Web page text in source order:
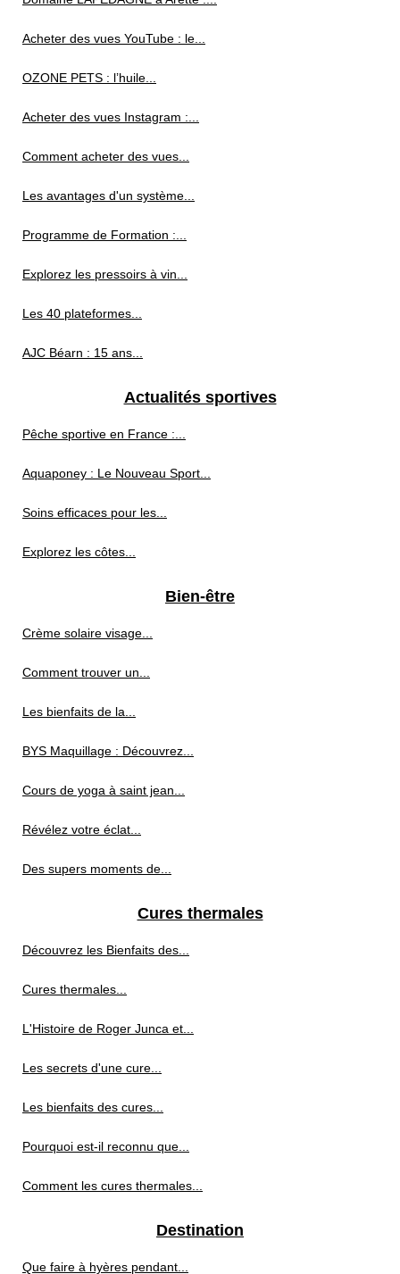
Acheter des vues YouTube : le...
OZONE PETS : l’huile...
Acheter des vues Instagram :...
Comment acheter des vues...
Les avantages d'un système...
Programme de Formation :...
Explorez les pressoirs à vin...
Les 40 plateformes...
AJC Béarn : 15 ans...
Actualités sportives
Pêche sportive en France :...
Aquaponey : Le Nouveau Sport...
Soins efficaces pour les...
Explorez les côtes...
Bien-être
Crème solaire visage...
Comment trouver un...
Les bienfaits de la...
BYS Maquillage : Découvrez...
Cours de yoga à saint jean...
Révélez votre éclat...
Des supers moments de...
Cures thermales
Découvrez les Bienfaits des...
Cures thermales...
L'Histoire de Roger Junca et...
Les secrets d'une cure...
Les bienfaits des cures...
Pourquoi est-il reconnu que...
Comment les cures thermales...
Destination
Que faire à hyères pendant...